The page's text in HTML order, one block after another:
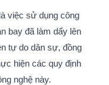
việc sử dụng công
bay đã làm dấy lên
tự do dân sự, đồng
hiện các quy định
nghệ này.